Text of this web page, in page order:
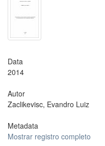
Data
2014
Autor
Zaclikevisc, Evandro Luiz
Metadata
Mostrar registro completo